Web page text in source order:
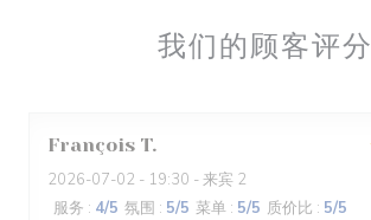
我们的顾客评分
François T
2026-07-02 - 19:30 - 来宾 2
服务 : 4/5 氛围 : 5/5 菜单 : 5/5 质价比 : 5/5